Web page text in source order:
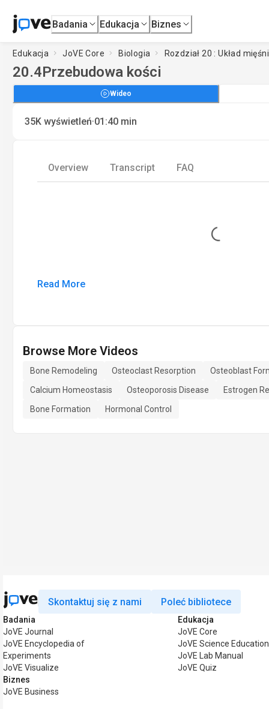
Badania Edukacja Biznes
Edukacja JoVE Core Biologia Rozdział 20 : Układ
20.4Przebudowa kości
Wideo
35K wyświetleń·01:40 min
Overview Transcript FAQ
Loading...
Read More
Browse More Videos
Bone Remodeling Osteoclast Resorption
Osteoblast
Calcium Homeostasis
Osteoporosis Disease
Estrogen
Bone Formation
Hormonal Control
Skontaktuj się z nami Poleć bibliotece
Badania
JoVE Journal
JoVE Encyclopedia of
Experiments
JoVE Visualize
Biznes
JoVE Business
Edukacja
JoVE Core
JoVE Science Education
JoVE Lab Manual
JoVE Quiz